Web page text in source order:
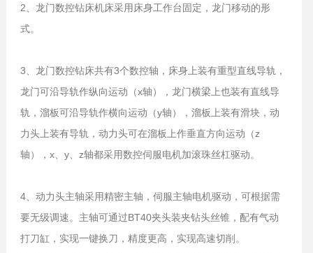
2、龙门数控钻床机床采用床身工作台固定，龙门移动的形
式。
3、龙门数控钻床共有3个数控轴，床身上装有重型直线导轨，
龙门可沿导轨作纵向运动（x轴），龙门横梁上也装有直线导
轨，溜板可沿导轨作横向运动（y轴），溜板上装有滑块，动
力头上装有导轨，动力头可在溜板上作垂直方向运动（z
轴），x、y、z轴都采用数控伺服电机加滚珠丝杠驱动。
4、动力头主轴采用精密主轴，伺服主轴电机驱动，可根据需
要无级调速。主轴可通过BT40夹头装夹钻头丝锥，配有气动
打刀缸，实现一键换刀，精度更高，实现高速切削。